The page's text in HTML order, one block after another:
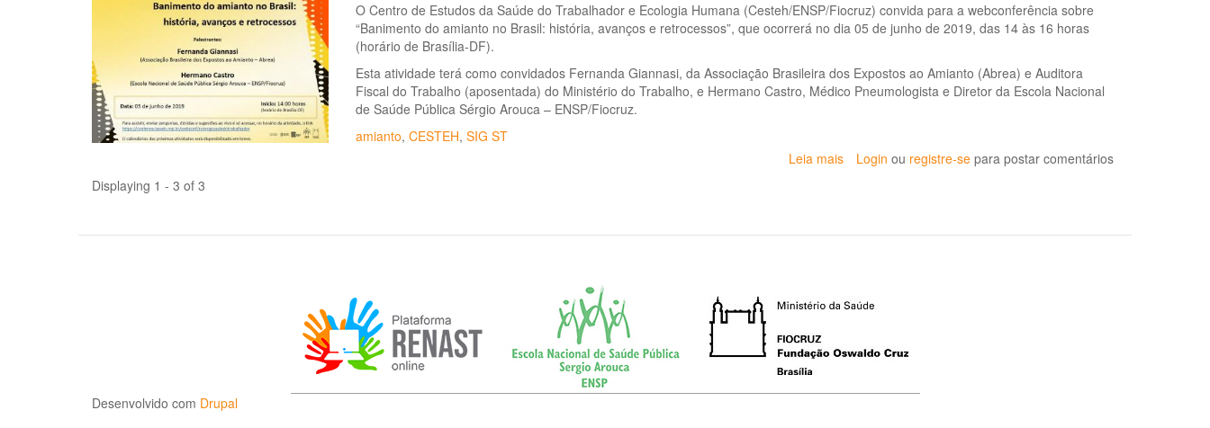
para
o
de
Mesotelioma
Maligno
O Centro de Estudos da Saúde do Trabalhador e Ecologia Humana (Cesteh/ENSP/Fiocruz) convida para a webconferência sobre
“Banimento do amianto no Brasil: história, avanços e retrocessos”, que ocorrerá no dia 05 de junho de 2019, das 14 às 16 horas
(horário de Brasília-DF).
Esta atividade terá como convidados Fernanda Giannasi, da Associação Brasileira dos Expostos ao Amianto (Abrea) e Auditora
Fiscal do Trabalho (aposentada) do Ministério do Trabalho, e Hermano Castro, Médico Pneumologista e Diretor da Escola Nacional
de Saúde Pública Sérgio Arouca – ENSP/Fiocruz.
amianto, CESTEH, SIG ST
Leia mais sobre
do
história,
retrocessos”
Login ou registre-se para postar comentários
Displaying 1 - 3 of 3
Desenvolvido com Drupal